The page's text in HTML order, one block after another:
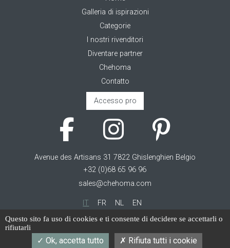
Galleria di ispirazioni
Categorie
I nostri rivenditori
Diventare partner
Chehoma
Contatto
Accesso pro
Avenue des Artisans 31 7822 Ghislenghien Belgio
+32 (0)68 65 96 96
sales@chehoma.com
IT FR NL EN
Cookie management
Termini di servizio
Questo sito fa uso di cookies e ti consente di decidere se accettarli o
rifiutarli
Ok, accetta tutto Rifiuta tutti i cookie